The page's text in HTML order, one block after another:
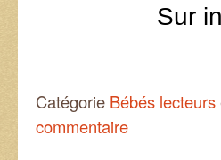
Sur
Catégorie Bébés lecteurs
commentaire